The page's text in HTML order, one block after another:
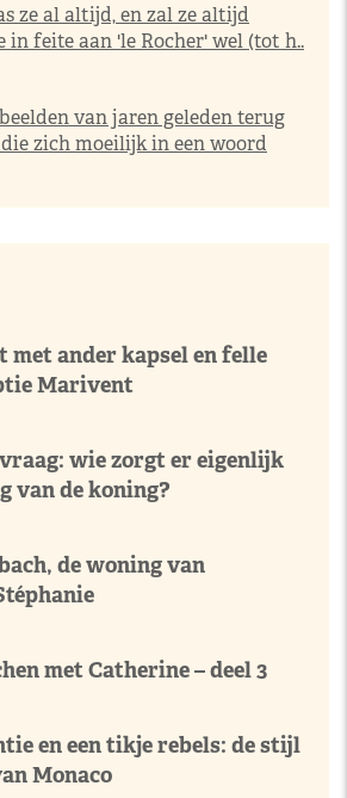
ze al altijd, en zal ze altijd
in feite aan 'le Rocher' wel (tot h..
van jaren geleden terug
zich moeilijk in een woord
met ander kapsel en felle
Marivent
wie zorgt er eigenlijk
van de koning?
de woning van
met Catherine – deel 3
en een tikje rebels: de stijl
Monaco